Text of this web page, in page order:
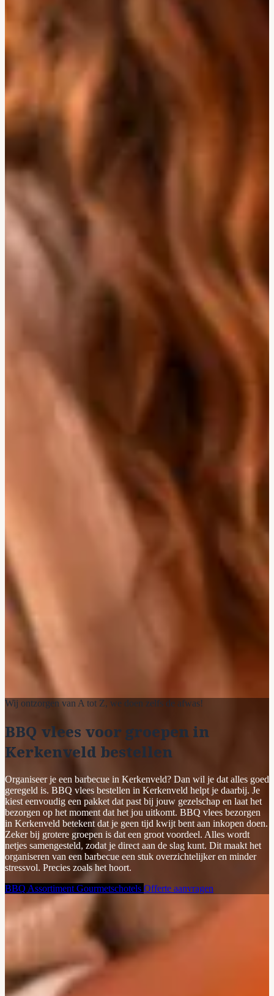
Wij ontzorgen van A tot Z, we doen zelfs de afwas!
BBQ vlees voor groepen in
Kerkenveld bestellen
Organiseer je een barbecue in Kerkenveld? Dan wil je dat alles goed
geregeld is. BBQ vlees bestellen in Kerkenveld helpt je daarbij. Je
kiest eenvoudig een pakket dat past bij jouw gezelschap en laat het
bezorgen op het moment dat het jou uitkomt. BBQ vlees bezorgen
in Kerkenveld betekent dat je geen tijd kwijt bent aan inkopen doen.
Zeker bij grotere groepen is dat een groot voordeel. Alles wordt
netjes samengesteld, zodat je direct aan de slag kunt. Dit maakt het
organiseren van een barbecue een stuk overzichtelijker en minder
stressvol. Precies zoals het hoort.
BBQ Assortiment Gourmetschotels Offerte aanvragen